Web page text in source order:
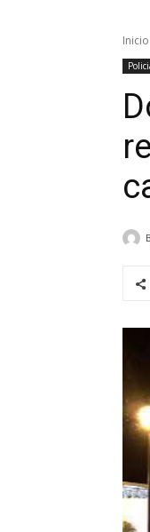
Inicio